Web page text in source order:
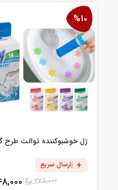
%10
ژل خوشبوکننده توالت طرح
ارسال سریع
275,000